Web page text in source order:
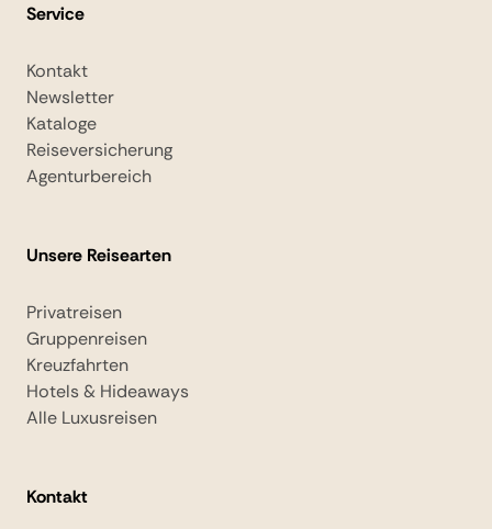
Service
Kontakt
Newsletter
Kataloge
Reiseversicherung
Agenturbereich
Unsere Reisearten
Privatreisen
Gruppenreisen
Kreuzfahrten
Hotels & Hideaways
Alle Luxusreisen
Kontakt